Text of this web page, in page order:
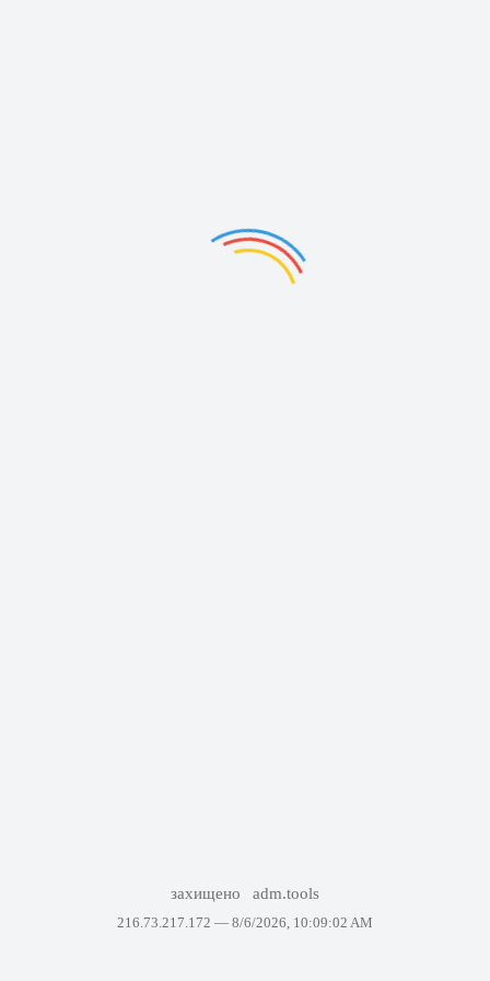
захищено adm.tools
216.73.217.172 — 8/6/2026, 10:09:02 AM